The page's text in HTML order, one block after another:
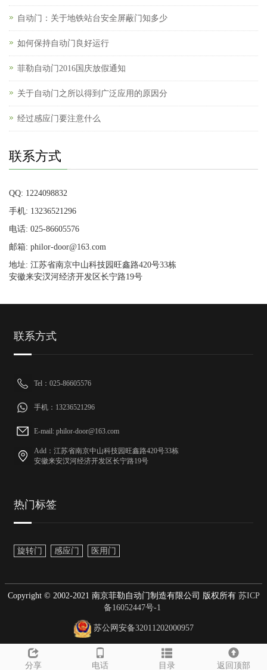
自动门：关于地铁站台安全屏蔽门知多少
如何保持自动门良好运行
菲勒自动门2016国庆放假通知
关于自动门之所以得到广泛应用的原因分
经过感应门要注意什么
联系方式
QQ: 1224098832
手机: 13236521296
电话: 025-86605576
邮箱: philor-door@163.com
地址: 江苏省南京中山科技园旺鑫路420号33栋
安徽来安汊河经济开发区长宁路19号
分享 电话 目录 返回顶部
联系方式
Tel：025-86605576
手机：13236521296
E-mail: philor-door@163.com
Add：江苏省南京中山科技园旺鑫路420号33栋
安徽来安汊河经济开发区长宁路19号
热门标签
旋转门 感应门 医用门
Copyright © 2002-2021 南京菲勒自动门制造有限公司 版权所有苏ICP
备16052447号-1
苏公网安备32011202000957